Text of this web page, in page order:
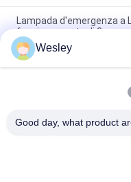
Lampada d'emergenza a
funzionamento di 3 ore
Luce di emergenza a LED
funzionamento di 3 ore
3 ore Autonomia
Wesley
Good day, what product